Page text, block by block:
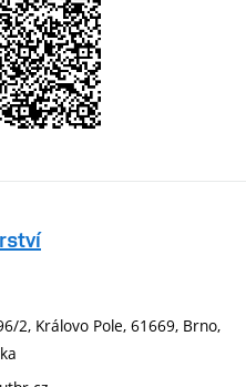
2, Královo Pole, 61669, Brno,